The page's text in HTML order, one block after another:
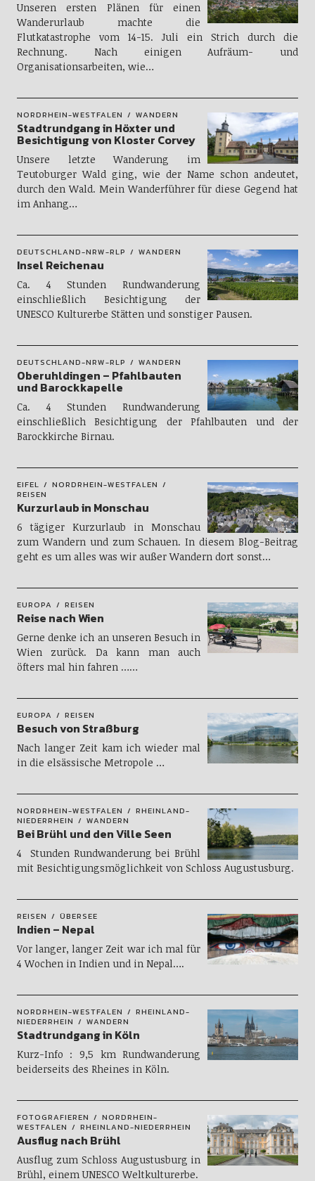
Unseren ersten Plänen für einen
Wanderurlaub machte die
Flutkatastrophe vom 14-15. Juli ein Strich durch die
Rechnung. Nach einigen Aufräum- und
Organisationsarbeiten, wie…
NORDRHEIN-WESTFALEN WANDERN
Stadtrundgang in Höxter und
Besichtigung von Kloster Corvey
Unsere letzte Wanderung im
Teutoburger Wald ging, wie der Name schon andeutet,
durch den Wald. Mein Wanderführer für diese Gegend hat
im Anhang…
DEUTSCHLAND-NRW-RLP WANDERN
Insel Reichenau
Ca. 4 Stunden Rundwanderung
einschließlich Besichtigung der
UNESCO Kulturerbe Stätten und sonstiger Pausen.
DEUTSCHLAND-NRW-RLP WANDERN
Oberuhldingen – Pfahlbauten
und Barockkapelle
Ca. 4 Stunden Rundwanderung
einschließlich Besichtigung der Pfahlbauten und der
Barockkirche Birnau.
EIFEL
NORDRHEIN-WESTFALEN
REISEN
Kurzurlaub in Monschau
6 tägiger Kurzurlaub in Monschau
zum Wandern und zum Schauen. In diesem Blog-Beitrag
geht es um alles was wir außer Wandern dort sonst…
EUROPA REISEN
Reise nach Wien
Gerne denke ich an unseren Besuch in
Wien zurück. Da kann man auch
öfters mal hin fahren ……
EUROPA REISEN
Besuch von Straßburg
Nach langer Zeit kam ich wieder mal
in die elsässische Metropole …
NORDRHEIN-WESTFALEN
RHEINLAND-
NIEDERRHEIN
WANDERN
Bei Brühl und den Ville Seen
4 Stunden Rundwanderung bei Brühl
mit Besichtigungsmöglichkeit von Schloss Augustusburg.
REISEN ÜBERSEE
Indien – Nepal
Vor langer, langer Zeit war ich mal für
4 Wochen in Indien und in Nepal….
NORDRHEIN-WESTFALEN
RHEINLAND-
NIEDERRHEIN
WANDERN
Stadtrundgang in Köln
Kurz-Info : 9,5 km Rundwanderung
beiderseits des Rheines in Köln.
FOTOGRAFIEREN
NORDRHEIN-
WESTFALEN
RHEINLAND-NIEDERRHEIN
Ausflug nach Brühl
Ausflug zum Schloss Augustusburg in
Brühl, einem UNESCO Weltkulturerbe.